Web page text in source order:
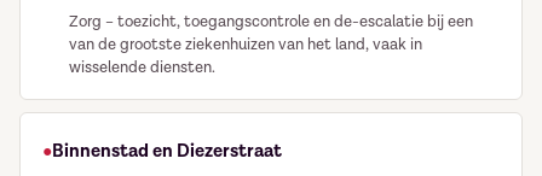
Zorg – toezicht, toegangscontrole en de-escalatie bij een
van de grootste ziekenhuizen van het land, vaak in
wisselende diensten.
Binnenstad en Diezerstraat